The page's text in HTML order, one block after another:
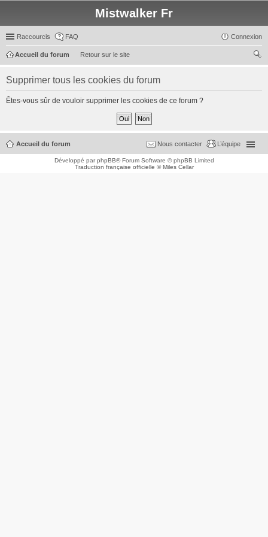
Mistwalker Fr
Raccourcis FAQ Connexion
Retour sur le site
Accueil du forum
Supprimer tous les cookies du forum
Êtes-vous sûr de vouloir supprimer les cookies de ce forum ?
Accueil du forum L’équipe
Nous contacter
Développé parphpBB® Forum Software © phpBB Limited
Traduction française officielle ©Miles Cellar